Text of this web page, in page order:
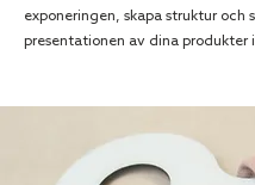
exponeringen, skapa struktur och
presentationen av dina produkter